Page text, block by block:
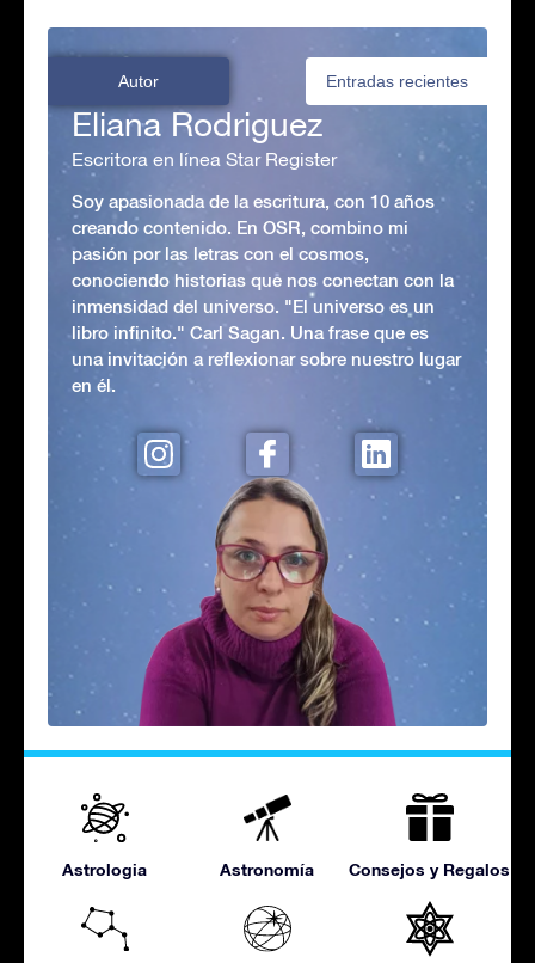
Autor Entradas recientes
Eliana Rodriguez
Escritora en línea Star Register
Soy apasionada de la escritura, con 10 años
creando contenido. En OSR, combino mi
pasión por las letras con el cosmos,
conociendo historias que nos conectan con la
inmensidad del universo. "El universo es un
libro infinito." Carl Sagan. Una frase que es
una invitación a reflexionar sobre nuestro lugar
en él.
Astrologia Astronomía Consejos y Regalos